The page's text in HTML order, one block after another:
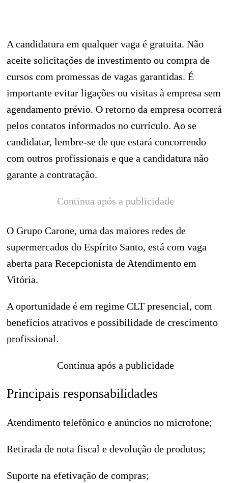
A candidatura em qualquer vaga é gratuita. Não
aceite solicitações de investimento ou compra de
cursos com promessas de vagas garantidas. É
importante evitar ligações ou visitas à empresa sem
agendamento prévio. O retorno da empresa ocorrerá
pelos contatos informados no currículo. Ao se
candidatar, lembre-se de que estará concorrendo
com outros profissionais e que a candidatura não
garante a contratação.
Continua após a publicidade
O Grupo Carone, uma das maiores redes de
supermercados do Espírito Santo, está com vaga
aberta para Recepcionista de Atendimento em
Vitória.
A oportunidade é em regime CLT presencial, com
benefícios atrativos e possibilidade de crescimento
profissional.
Continua após a publicidade
Principais responsabilidades
Atendimento telefônico e anúncios no microfone;
Retirada de nota fiscal e devolução de produtos;
Suporte na efetivação de compras;